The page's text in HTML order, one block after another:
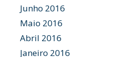
Junho 2016
Maio 2016
Abril 2016
Janeiro 2016